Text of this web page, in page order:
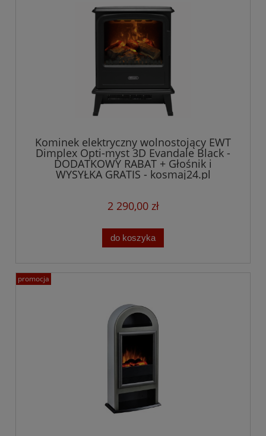
Kominek elektryczny wolnostojący EWT
Dimplex Opti-myst 3D Evandale Black -
DODATKOWY RABAT + Głośnik i
WYSYŁKA GRATIS - kosmaj24.pl
2 290,00 zł
do koszyka
promocja